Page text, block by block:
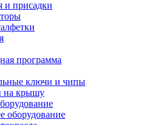
и присадки
программа
ключи и чипы
на крышу
оборудование